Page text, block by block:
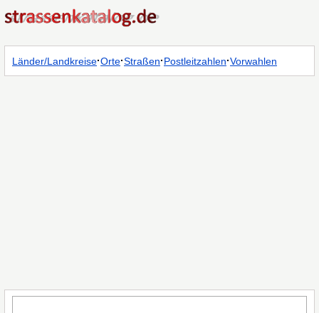
Länder/Landkreise·Orte·Straßen·Postleitzahlen·Vorwahlen